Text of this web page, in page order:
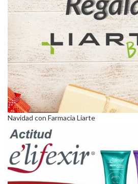
Navidad con Farmacia Liarte